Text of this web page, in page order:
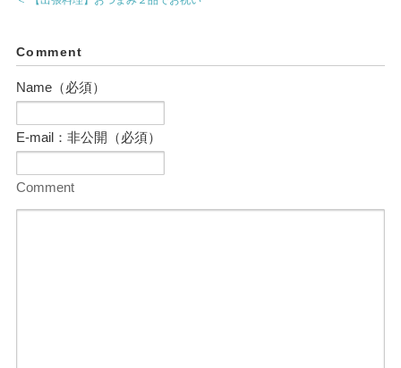
Comment
Name（必須）
E-mail：非公開（必須）
Comment